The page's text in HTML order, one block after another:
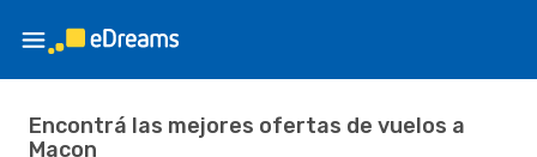
Encontrá las mejores ofertas de vuelos a
Macon